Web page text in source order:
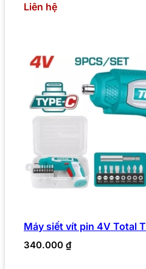
Liên hệ
Máy siết vít pin 4V Total
340.000 ₫